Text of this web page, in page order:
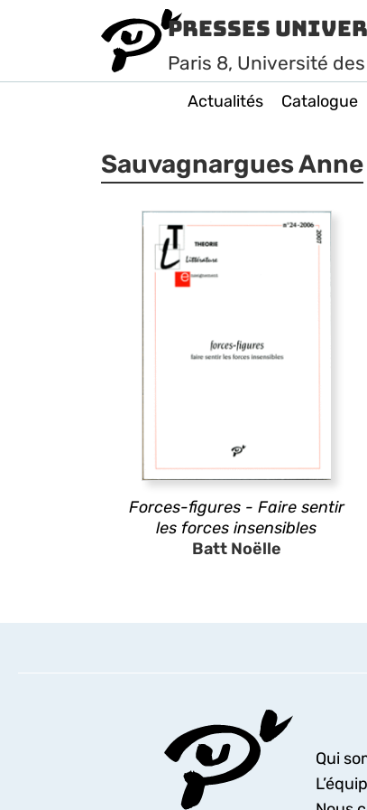
Presses
Paris 8, Université
Actualités Catalogue
Sauvagnargues Anne
Forces-figures - Faire sentir
les forces insensibles
Batt Noëlle
Qui